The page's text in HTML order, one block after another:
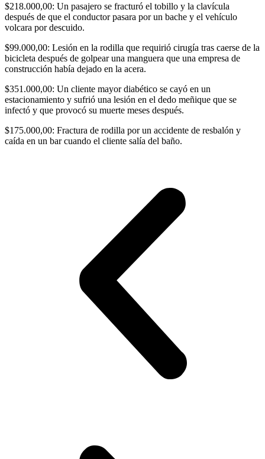
$218.000,00: Un pasajero se fracturó el tobillo y la clavícula
después de que el conductor pasara por un bache y el vehículo
volcara por descuido.
$99.000,00: Lesión en la rodilla que requirió cirugía tras caerse de la
bicicleta después de golpear una manguera que una empresa de
construcción había dejado en la acera.
$351.000,00: Un cliente mayor diabético se cayó en un
estacionamiento y sufrió una lesión en el dedo meñique que se
infectó y que provocó su muerte meses después.
$175.000,00: Fractura de rodilla por un accidente de resbalón y
caída en un bar cuando el cliente salía del baño.